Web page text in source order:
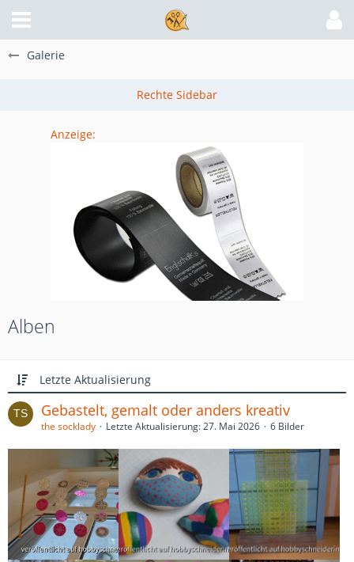
Galerie
Anzeige:
Alben
Letzte Aktualisierung
Gebastelt, gemalt oder anders kreativ
the socklady Letzte Aktualisierung:27. Mai 2026 6 Bilder